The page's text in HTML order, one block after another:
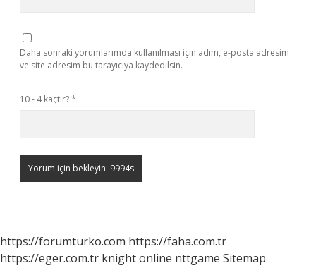
Daha sonraki yorumlarımda kullanılması için adım, e-posta adresim
ve site adresim bu tarayıcıya kaydedilsin.
10 - 4 kaçtır?*
https://forumturko.com https://faha.com.tr
https://eger.com.tr knight online nttgame Sitemap